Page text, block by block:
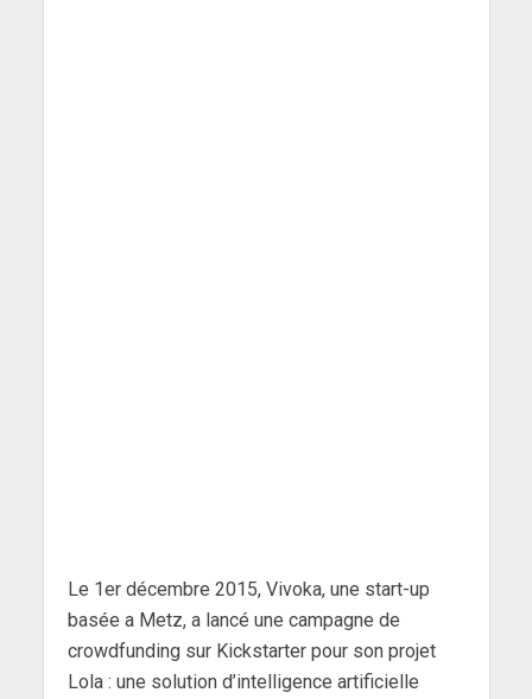
Le 1er décembre 2015, Vivoka, une start-up
basée a Metz, a lancé une campagne de
crowdfunding sur Kickstarter pour son projet
Lola : une solution d’intelligence artificielle